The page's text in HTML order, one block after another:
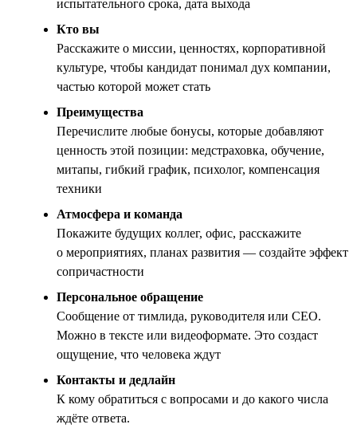
испытательного срока, дата выхода
Кто вы
Расскажите о миссии, ценностях, корпоративной
культуре, чтобы кандидат понимал дух компании,
частью которой может стать
Преимущества
Перечислите любые бонусы, которые добавляют
ценность этой позиции: медстраховка, обучение,
митапы, гибкий график, психолог, компенсация
техники
Атмосфера и команда
Покажите будущих коллег, офис, расскажите
о мероприятиях, планах развития — создайте эффект
сопричастности
Персональное обращение
Сообщение от тимлида, руководителя или CEO.
Можно в тексте или видеоформате. Это создаст
ощущение, что человека ждут
Контакты и дедлайн
К кому обратиться с вопросами и до какого числа
ждёте ответа.